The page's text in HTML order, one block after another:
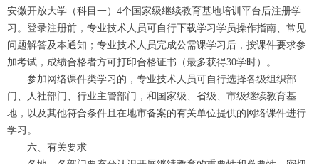
安徽开放大学（科目一）4个国家级继续教育基地培训平台后注册学
习。登录注册前，专业技术人员可自行下载学习学员操作指南、常见
问题解答及本通知；专业技术人员完成公需课学习后，按课件要求参
加考试，成绩合格者方可打印合格证书（最多获得30学时）。
参加网络课件类学习的，专业技术人员可自行选择各级组织部
门、人社部门、行业主管部门，和国家级、省级、市级继续教育基
地，以及其他符合条件且在地市备案的有关单位提供的网络课件进行
学习。
六、有关要求